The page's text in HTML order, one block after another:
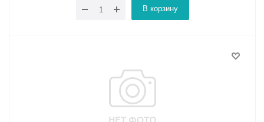
В корзину